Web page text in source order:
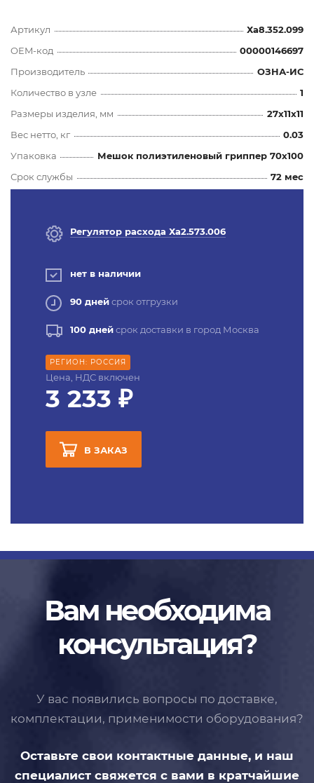
Артикул
Ха8.352.099
OEM-код
00000146697
Производитель
ОЗНА-ИС
Количество в узле
1
Размеры изделия, мм
27x11x11
Вес нетто, кг
0.03
Упаковка
Мешок полиэтиленовый гриппер 70х100
Срок службы
72 мес
Регулятор расхода Ха2.573.006
нет в наличии
90 днейсрок отгрузки
100 днейсрок доставки в город Москва
РЕГИОН: РОССИЯ
Цена, НДС включен
3 233 ₽
В ЗАКАЗ
Вам необходима
консультация?
У вас появились вопросы по доставке,
комплектации, применимости оборудования?
Оставьте свои контактные данные, и наш
специалист свяжется с вами в кратчайшие